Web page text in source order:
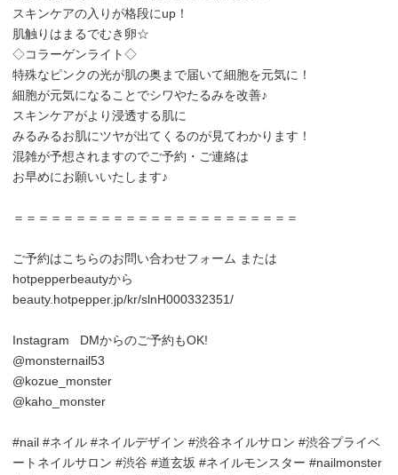
スキンケアの入りが格段にup！
肌触りはまるでむき卵☆
◇コラーゲンライト◇
特殊なピンクの光が肌の奥まで届いて細胞を元気に！
細胞が元気になることでシワやたるみを改善♪
スキンケアがより浸透する肌に
みるみるお肌にツヤが出てくるのが見てわかります！
混雑が予想されますのでご予約・ご連絡は
お早めにお願いいたします♪
＝＝＝＝＝＝＝＝＝＝＝＝＝＝＝＝＝＝＝＝＝＝＝
ご予約はこちらのお問い合わせフォーム または
hotpepperbeautyから
beauty.hotpepper.jp/kr/slnH000332351/
Instagram DMからのご予約もOK!
@monsternail53
@kozue_monster
@kaho_monster
#nail #ネイル #ネイルデザイン #渋谷ネイルサロン #渋谷プライベ
ートネイルサロン #渋谷 #道玄坂 #ネイルモンスター #nailmonster